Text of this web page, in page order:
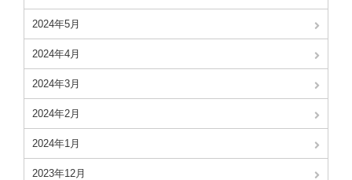
2024年5月
2024年4月
2024年3月
2024年2月
2024年1月
2023年12月